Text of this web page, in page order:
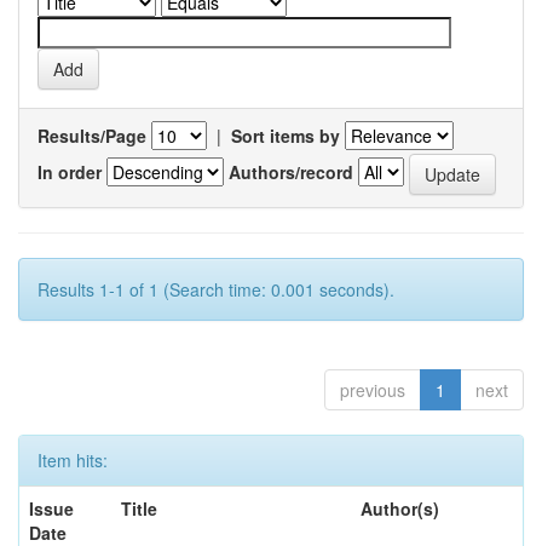
Results/Page | Sort items by
In order
Authors/record
Results 1-1 of 1 (Search time: 0.001 seconds).
previous 1 next
Item hits:
Issue
Date
Title Author(s)